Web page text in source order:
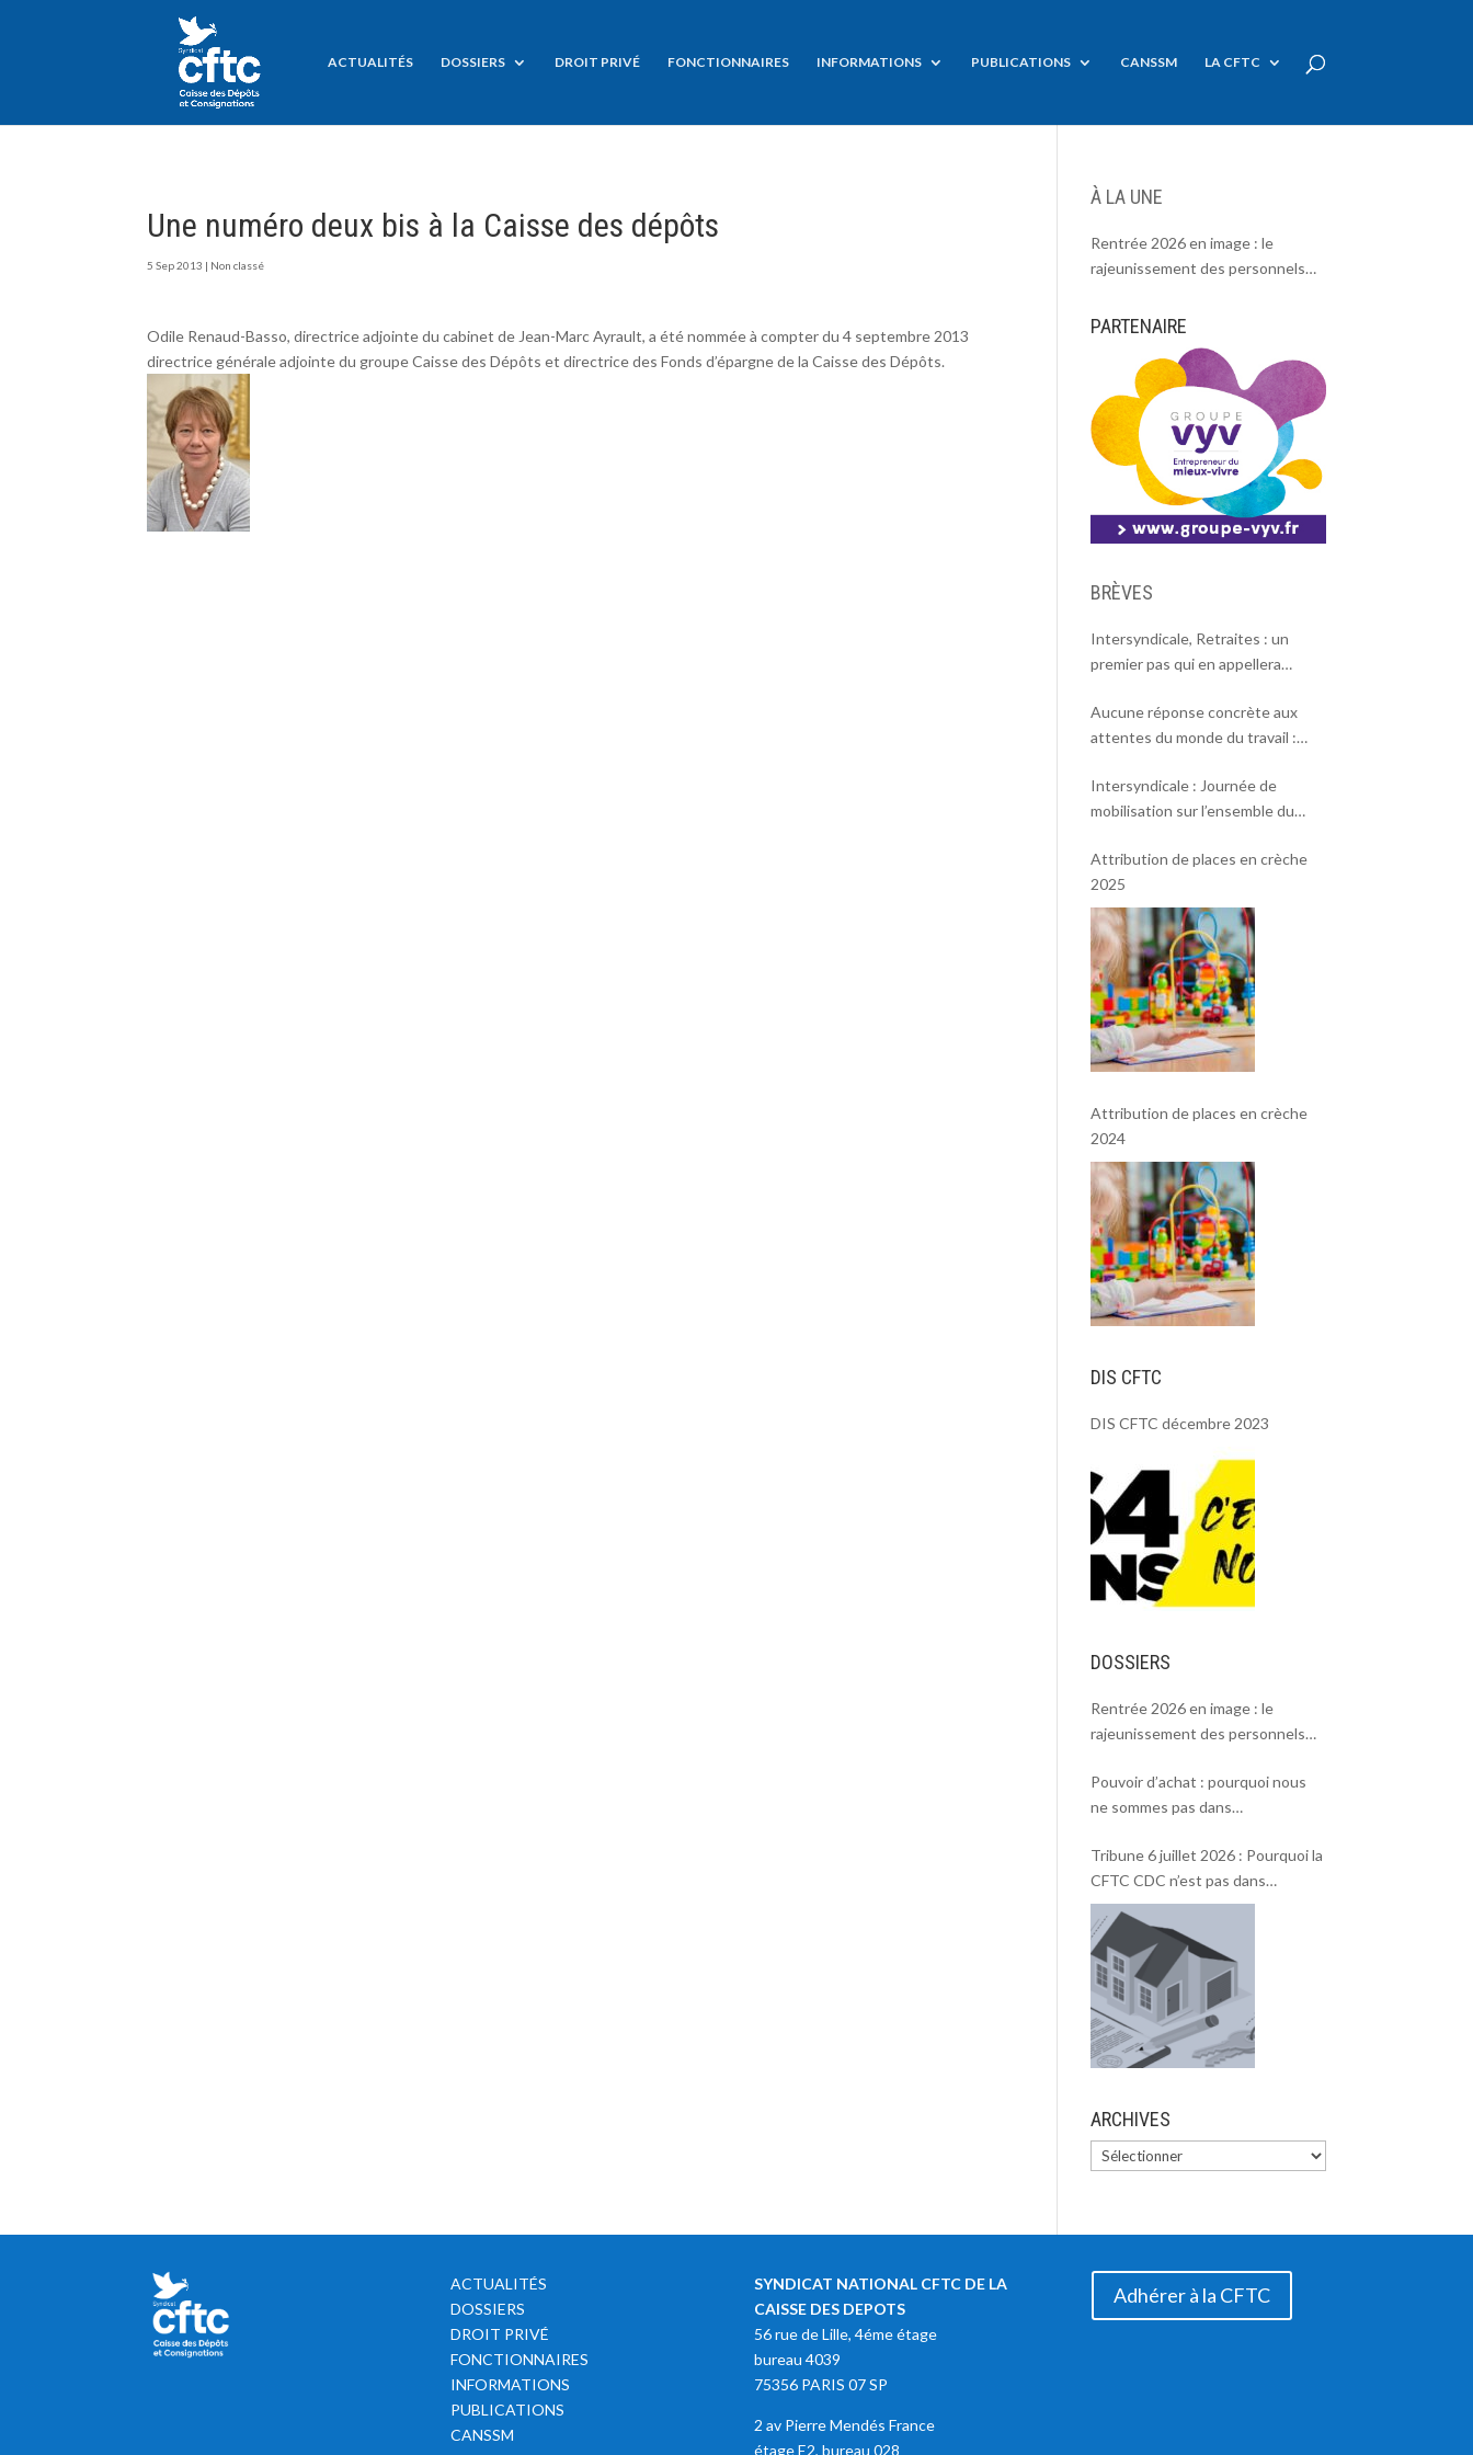
ACTUALITÉS DOSSIERS DROIT PRIVÉ FONCTIONNAIRES INFORMATIONS PUBLICATIONS CANSSM LA CFTC
Une numéro deux bis à la Caisse des dépôts
5 Sep 2013 | Non classé
Odile Renaud-Basso, directrice adjointe du cabinet de Jean-Marc Ayrault, a été nommée à compter du 4 septembre 2013
directrice générale adjointe du groupe Caisse des Dépôts et directrice des Fonds d’épargne de la Caisse des Dépôts.
À LA UNE
Rentrée 2026 en image : le
rajeunissement des personnels
PARTENAIRE
BRÈVES
Intersyndicale, Retraites : un
premier pas qui en appellera
Aucune réponse concrète aux
attentes du monde du travail :
mobilisation massive le 2 octobre !
Intersyndicale : Journée de
mobilisation sur l’ensemble du
Attribution de places en crèche
2025
Attribution de places en crèche
2024
DIS CFTC
DIS CFTC décembre 2023
DOSSIERS
Rentrée 2026 en image : le
rajeunissement des personnels
Pouvoir d’achat : pourquoi nous
ne sommes pas dans
Tribune 6 juillet 2026 : Pourquoi la
CFTC CDC n’est pas dans
l’intersyndicale « Pouvoir d’achat »
et Rentrée 2026 .
ARCHIVES
ACTUALITÉS
DOSSIERS
DROIT PRIVÉ
FONCTIONNAIRES
INFORMATIONS
PUBLICATIONS
CANSSM
SYNDICAT NATIONAL CFTC DE LA
CAISSE DES DEPOTS
56 rue de Lille, 4éme étage
bureau 4039
75356 PARIS 07 SP
2 av Pierre Mendés France
étage E2, bureau 028
Adhérer à la CFTC